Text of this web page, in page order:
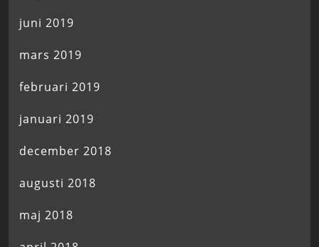
juni 2019
mars 2019
februari 2019
januari 2019
december 2018
augusti 2018
maj 2018